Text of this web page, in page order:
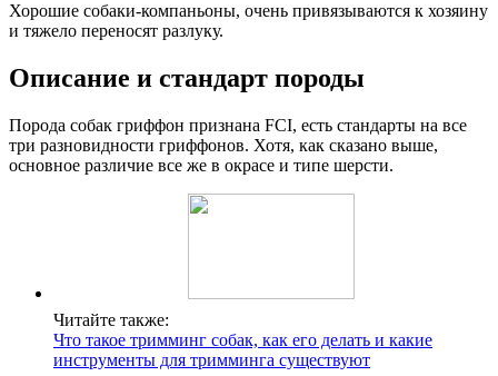
Хорошие собаки-компаньоны, очень привязываются к хозяину
и тяжело переносят разлуку.
Описание и стандарт породы
Порода собак гриффон признана FCI, есть стандарты на все
три разновидности гриффонов. Хотя, как сказано выше,
основное различие все же в окрасе и типе шерсти.
Читайте также:
Что такое тримминг собак, как его делать и какие
инструменты для тримминга существуют